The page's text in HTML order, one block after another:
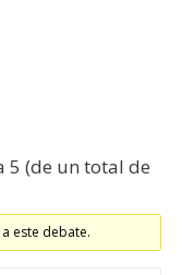
5 (de un total de
este debate.